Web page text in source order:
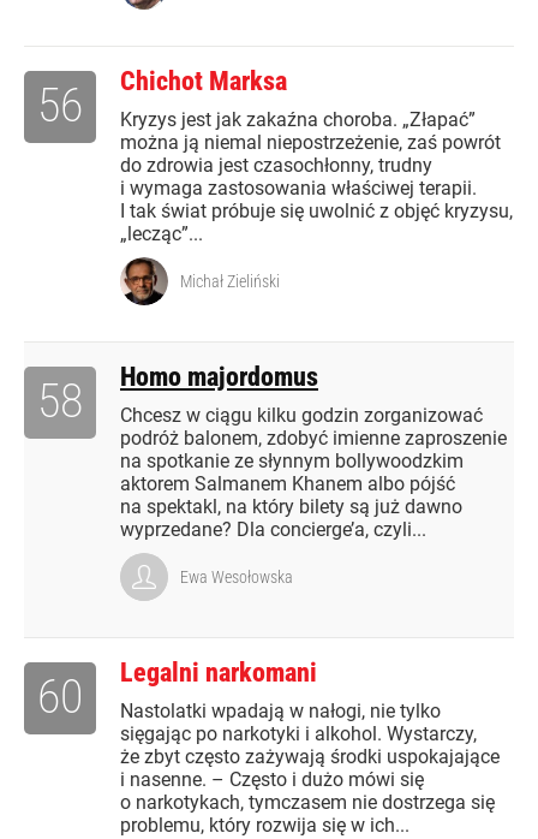
Chichot Marksa
Kryzys jest jak zakaźna choroba. „Złapać”
można ją niemal niepostrzeżenie, zaś powrót
do zdrowia jest czasochłonny, trudny
i wymaga zastosowania właściwej terapii.
I tak świat próbuje się uwolnić z objęć kryzysu,
„lecząc”...
56
Michał Zieliński
Homo majordomus
Chcesz w ciągu kilku godzin zorganizować
podróż balonem, zdobyć imienne zaproszenie
na spotkanie ze słynnym bollywoodzkim
aktorem Salmanem Khanem albo pójść
na spektakl, na który bilety są już dawno
wyprzedane? Dla concierge’a, czyli...
58
Ewa Wesołowska
Legalni narkomani
Nastolatki wpadają w nałogi, nie tylko
sięgając po narkotyki i alkohol. Wystarczy,
że zbyt często zażywają środki uspokajające
i nasenne. – Często i dużo mówi się
o narkotykach, tymczasem nie dostrzega się
problemu, który rozwija się w ich...
60